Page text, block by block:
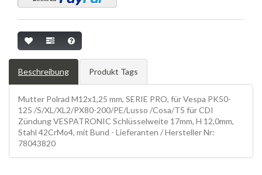
Beschreibung Produkt Tags
Mutter Polrad M12x1,25 mm, SERIE PRO, für Vespa PK50-
125 /S/XL/XL2/PX80-200/PE/Lusso /Cosa/T5 für CDI
Zündung VESPATRONIC Schlüsselweite 17mm, H 12,0mm,
Stahl 42CrMo4, mit Bund - Lieferanten / Hersteller Nr:
78043820